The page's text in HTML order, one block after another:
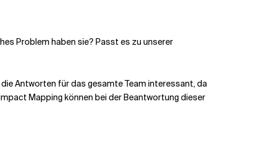
Problem haben sie? Passt es zu unserer
Antworten für das gesamte Team interessant, da
Mapping können bei der Beantwortung dieser